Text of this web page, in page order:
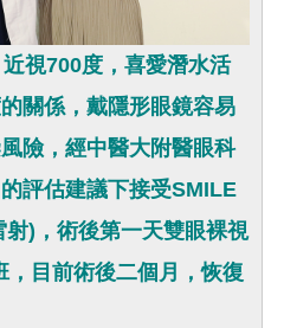
視700度，喜愛潛水活
關係，戴隱形眼鏡容易
險，經中醫大附醫眼科
評估建議下接受SMILE
)，術後第一天雙眼裸視
，目前術後二個月，恢復